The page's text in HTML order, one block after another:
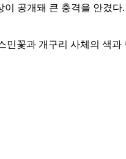
공개돼 큰 충격을 안겼
꽃과 개구리 사체의 색